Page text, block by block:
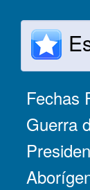
Fechas
Guerra